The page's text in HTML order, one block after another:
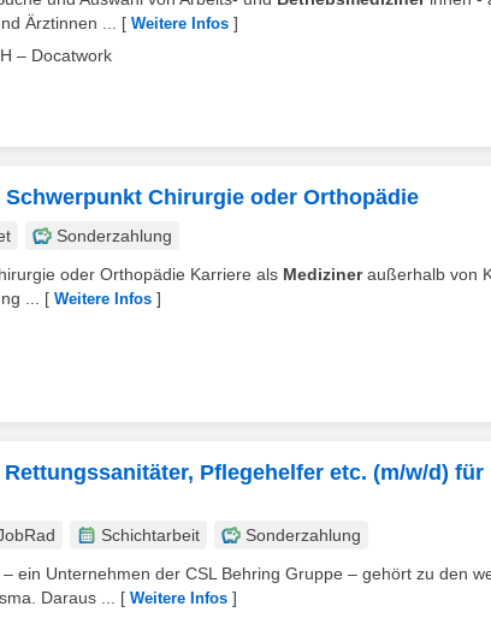
Ärztinnen ...
[ Weitere Infos ]
– Docatwork
Chirurgie oder Orthopädie
Sonderzahlung
oder Orthopädie Karriere als Medizineraußerhalb von
...
[ Weitere Infos ]
Pflegehelfer etc. (m/w/d) für
Schichtarbeit
Sonderzahlung
ein Unternehmen der CSL Behring Gruppe – gehört zu den
Daraus ...
[ Weitere Infos ]